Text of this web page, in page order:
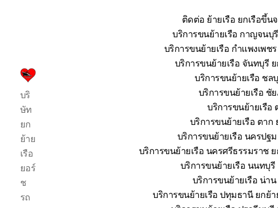
รับ
ขน
ย้าย
ใหญ่
เครน
ยก
ขึ้น
จาก
บริ
ษัท
ยก
ย้าย
เรือ
ยอร์
ช
รถ
ติดต่อ ย้ายเรือ ยกเรือขึ้น
บริการขนย้ายเรือ กาญจนบุ
บริการขนย้ายเรือ กำแพงเพช
บริการขนย้ายเรือ จันทบุรี ย
บริการขนย้ายเรือ ชล
บริการขนย้ายเรือ ชั
บริการขนย้ายเรือ
บริการขนย้ายเรือ ตาก
บริการขนย้ายเรือ นครปฐม
บริการขนย้ายเรือ นครศรีธรรมราช ย
บริการขนย้ายเรือ นนทบุรี
บริการขนย้ายเรือ น่าน
บริการขนย้ายเรือ ปทุมธานี ยกย้า